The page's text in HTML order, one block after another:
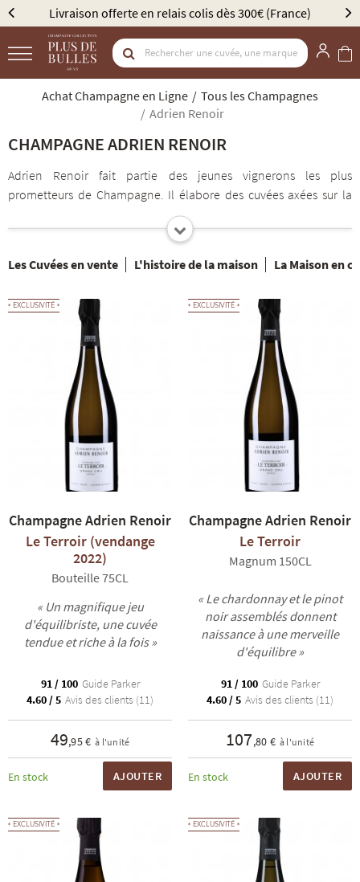
NOS COFFRETS DÉCOUVERTES NOS MEILLEURES VENTES
300€ (France) Élu Meilleur Caviste Champagne
Achat Champagne en Ligne
Tous les Champagnes
Adrien Renoir
CHAMPAGNE ADRIEN RENOIR
Adrien Renoir fait partie des jeunes vignerons les plus
prometteurs de Champagne. Il élabore des cuvées axées sur la
pureté et la tension. Il a rejoint le domaine familial en 2015, et y a
mené une véritable révolution en supprimant les désherbants,
Une audace que l’on retrouve dans ses champagnes !
Les cuvées Adrien Renoir mettent en valeur chaque terroir,
chaque cépage, chaque vendange. La plus célèbre, la cuvée
, marie 50% de Pinot Noir et 50% de Chardonnay venant
du terroir classé Grand Cru de Verzy, sur la Montagne de Reims.
Un magnifique jeu d'équilibriste, une cuvée tendue et riche à la
fois. Adrien Renoir se distingue également par ses cuvées
parcellaires à l’image de la cuvée
Vignes Goisses 2020 , composée
exclusivement de Pinot Meunier de la vendange 2020 provenant
de la parcelle « Les Vignes Goisses », située à Verzy sur la
Montagne de Reims. Un champagne fruité et frais.
Les Cuvées en vente L'histoire de la maison La Maison en
EXCLUSIVITÉ
Champagne Adrien Renoir
Le Terroir (vendange
2022)
Bouteille 75CL
« Un magnifique jeu
d'équilibriste, une cuvée
tendue et riche à la fois »
91 / 100 Guide Parker
4.60 / 5 Avis des clients (11)
49,95 € à l'unité
En stock AJOUTER
EXCLUSIVITÉ
Champagne Adrien Renoir
Le Terroir
Magnum 150CL
« Le chardonnay et le pinot
noir assemblés donnent
naissance à une merveille
d'équilibre »
91 / 100 Guide Parker
4.60 / 5 Avis des clients (11)
107,80 € à l'unité
En stock AJOUTER
EXCLUSIVITÉ EXCLUSIVITÉ